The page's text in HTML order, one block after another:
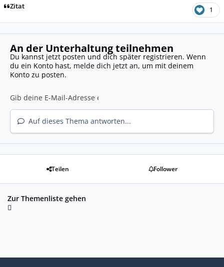
Zitat 1
An der Unterhaltung teilnehmen
Du kannst jetzt posten und dich später registrieren. Wenn
du ein Konto hast, melde dich jetzt an, um mit deinem
Konto zu posten.
Auf dieses Thema antworten...
Teilen Follower
Zur Themenliste gehen